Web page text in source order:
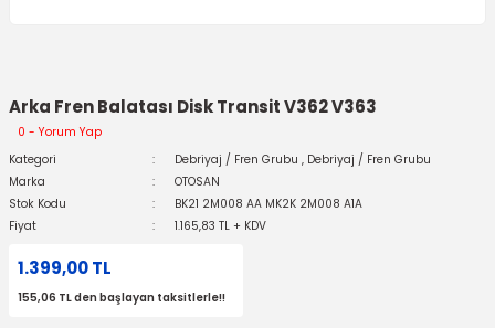
Arka Fren Balatası Disk Transit V362 V363
0 - Yorum Yap
Kategori
Debriyaj / Fren Grubu , Debriyaj / Fren Grubu
Marka
OTOSAN
Stok Kodu
BK21 2M008 AA MK2K 2M008 A1A
Fiyat
1.165,83 TL + KDV
1.399,00 TL
155,06 TL den başlayan taksitlerle!!